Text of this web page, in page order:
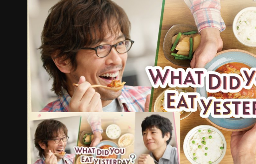
ตัวอย่าง ภาพนิ่ง เนื้อหาที่แนะนำ รายละเอียด